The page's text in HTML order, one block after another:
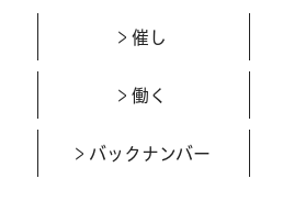
催し
働く
バックナンバー